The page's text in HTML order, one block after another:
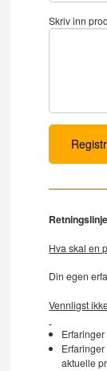
Skriv inn
Hva skal en
Din egen
Vennligst
aktuelle